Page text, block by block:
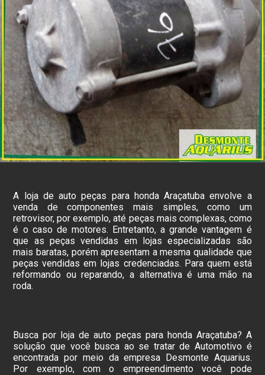
A loja de auto peças para honda Araçatuba envolve a
venda de componentes mais simples, como um
retrovisor, por exemplo, até peças mais complexas, como
é o caso de motores. Entretanto, a grande vantagem é
que as peças vendidas em lojas especializadas são
mais baratas, porém apresentam a mesma qualidade que
peças vendidas em lojas credenciadas. Para quem está
reformando ou reparando, a alternativa é uma mão na
roda.
Busca por loja de auto peças para honda Araçatuba? A
solução que você busca ao se tratar de Automotivo é
encontrada por meio da empresa Desmonte Aquarius.
Por exemplo, com o empreendimento você pode